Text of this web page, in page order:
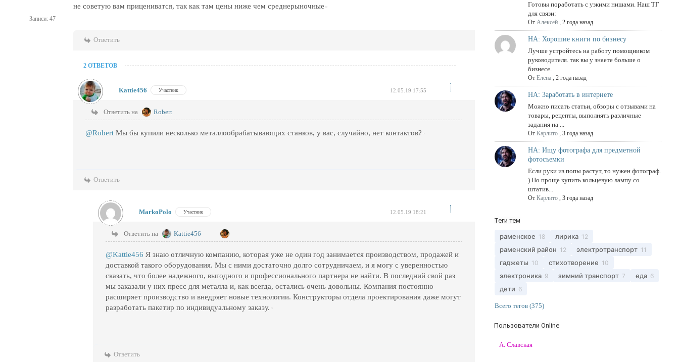
Записи: 47
не советую вам прицениватся, так как там цены ниже чем среднерыночные
Ответить
2 ОТВЕТОВ
Kattie456 Участник 12.05.19 17:55
Ответить на Robert
@Robert Мы бы купили несколько металлообрабатывающих станков, у вас, случайно, нет контактов?
Ответить
MarkoPolo Участник 12.05.19 18:21
Ответить на Kattie456
@Kattie456 Я знаю отличную компанию, которая уже не один год занимается производством, продажей и
доставкой такого оборудования. Мы с ними достаточно долго сотрудничаем, и я могу с уверенностью
сказать, что более надежного, выгодного и профессионального партнера не найти. В последний свой раз
мы заказали у них пресс для металла и, как всегда, остались очень довольны. Компания постоянно
расширяет производство и внедряет новые технологии. Конструкторы отдела проектирования даже могут
разработать пакетир по индивидуальному заказу.
Ответить
Готовы поработать с узкими нишами. Наш ТГ
для связи:
ОтАлексей ,2 года назад
НА: Хорошие книги по бизнесу
Лучше устройтесь на работу помощником
руководителя. так вы у знаете больше о
бизнесе.
ОтЕлена ,2 года назад
НА: Заработать в интернете
Можно писать статьи, обзоры с отзывами на
товары, рецепты, выполнять различные
задания на ...
ОтКарлито ,3 года назад
НА: Ищу фотографа для предметной
фотосъемки
Если руки из попы растут, то нужен фотограф.
) Но проще купить кольцевую лампу со
штатив...
ОтКарлито ,3 года назад
Теги тем
раменское 18 лирика 12
раменский район 12 электротранспорт 11
гаджеты 10 стихотворение 10
электроника 9 зимний транспорт 7 еда 6
дети 6
Всего тегов (375)
Пользователи Online
А. Славская